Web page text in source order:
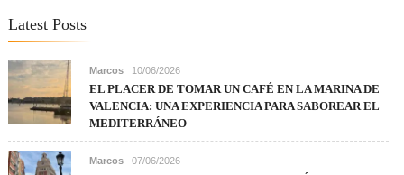
Latest Posts
Marcos 10/06/2026
EL PLACER DE TOMAR UN CAFÉ EN LA MARINA DE
VALENCIA: UNA EXPERIENCIA PARA SABOREAR EL
MEDITERRÁNEO
Marcos 07/06/2026